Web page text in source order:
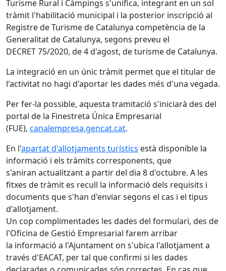
Turisme Rural i Càmpings s'unifica, integrant en un sol
tràmit l'habilitació municipal i la posterior inscripció al
Registre de Turisme de Catalunya competència de la
Generalitat de Catalunya, segons preveu el
DECRET 75/2020, de 4 d'agost, de turisme de Catalunya.
La integració en un únic tràmit permet que el titular de
l'activitat no hagi d'aportar les dades més d'una vegada.
Per fer-la possible, aquesta tramitació s'iniciarà des del
portal de la Finestreta Única Empresarial
(FUE), canalempresa.gencat.cat.
En l'apartat d'allotjaments turístics està disponible la
informació i els tràmits corresponents, que
s'aniran actualitzant a partir del dia 8 d'octubre. A les
fitxes de tràmit es recull la informació dels requisits i
documents que s'han d'enviar segons el cas i el tipus
d'allotjament.
Un cop complimentades les dades del formulari, des de
l'Oficina de Gestió Empresarial farem arribar
la informació a l'Ajuntament on s'ubica l'allotjament a
través d'EACAT, per tal que confirmi si les dades